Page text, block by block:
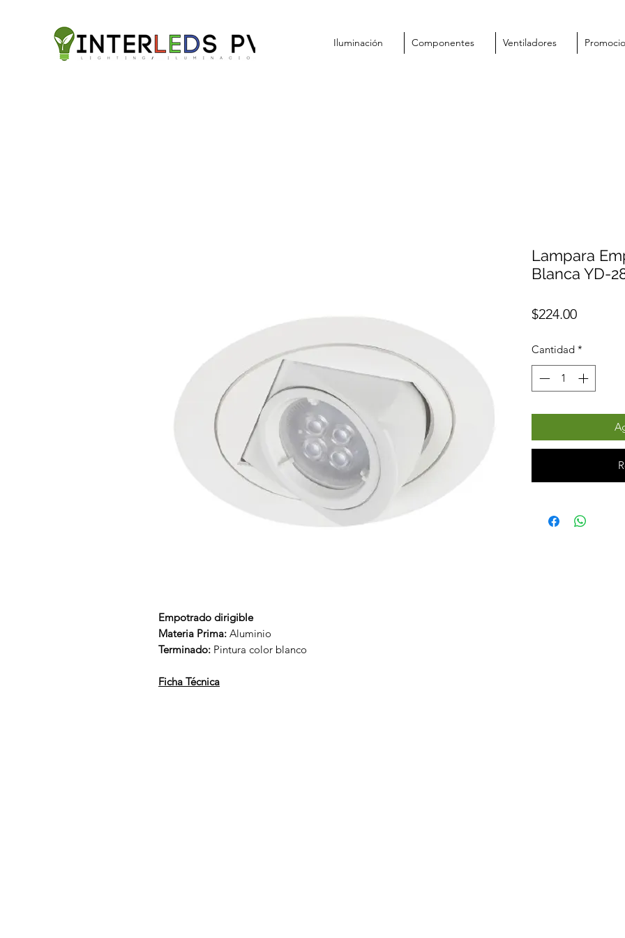
Iluminación Componentes Ventiladores
Empotrado dirigible
Materia Prima: Aluminio
Terminado: Pintura color blanco
Ficha Técnica
Lampara
Blanca YD-
$224.00Precio
Cantidad *